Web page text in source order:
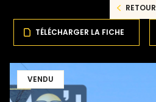
RETOUR
TÉLÉCHARGER LA FICHE
VENDU